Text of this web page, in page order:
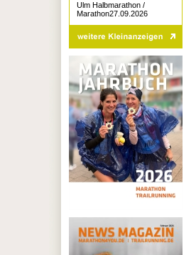
Ulm Halbmarathon /
Marathon27.09.2026